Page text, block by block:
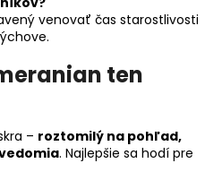
venovať čas starostlivosti
ten
– roztomilý na pohľad,
. Najlepšie sa hodí pre